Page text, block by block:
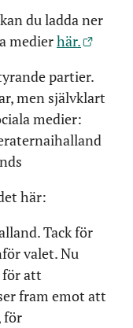
du ladda ner
medierhär.
partier.
men självklart
medier:
här:
Tack för
valet. Nu
för att
fram emot att
för